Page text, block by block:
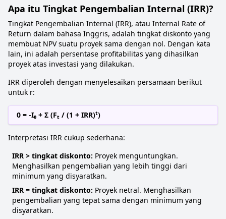
Apa itu Tingkat Pengembalian Internal (IRR)?
Tingkat Pengembalian Internal (IRR), atau Internal Rate of
Return dalam bahasa Inggris, adalah tingkat diskonto yang
membuat NPV suatu proyek sama dengan nol. Dengan kata
lain, ini adalah persentase profitabilitas yang dihasilkan
proyek atas investasi yang dilakukan.
IRR diperoleh dengan menyelesaikan persamaan berikut
untuk r:
0 = -I₀ + Σ (Ft / (1 + IRR)t)
Interpretasi IRR cukup sederhana:
IRR > tingkat diskonto: Proyek menguntungkan.
Menghasilkan pengembalian yang lebih tinggi dari
minimum yang disyaratkan.
IRR = tingkat diskonto: Proyek netral. Menghasilkan
pengembalian yang tepat sama dengan minimum yang
disyaratkan.